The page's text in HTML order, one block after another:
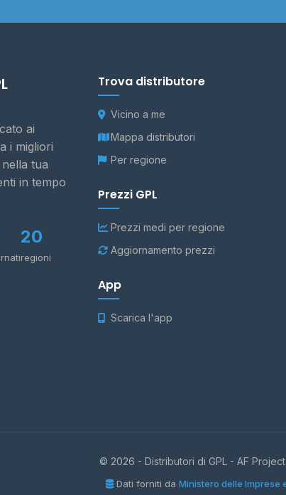
ai
i migliori
tua
in tempo
20
regioni
Trova distributore
Vicino a me
Mappa distributori
Per regione
Prezzi GPL
Prezzi medi per regione
Aggiornamento prezzi
App
Scarica l'app
© 2026 - Distributori di GPL - AF
Dati forniti da Ministero delle Imprese